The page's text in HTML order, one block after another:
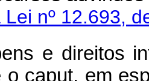
nº 12.693,
e direitos
o caput, em